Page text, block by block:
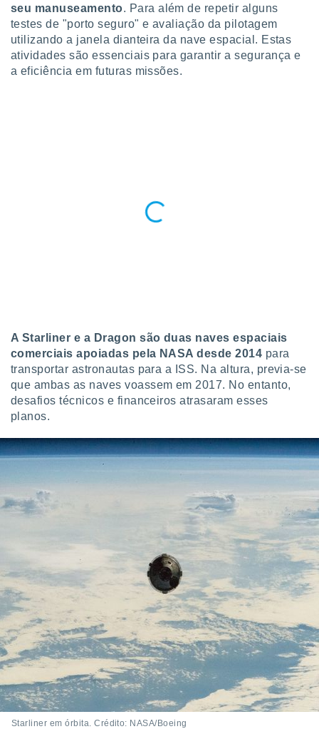
medir
da
estudos
e
de
1199
seu manuseamento. Para além de repetir alguns
testes de "porto seguro" e avaliação da pilotagem
utilizando a janela dianteira da nave espacial. Estas
atividades são essenciais para garantir a segurança e
a eficiência em futuras missões.
A Starliner e a Dragon são duas naves espaciais
comerciais apoiadas pela NASA desde 2014 para
transportar astronautas para a ISS. Na altura, previa-se
que ambas as naves voassem em 2017. No entanto,
desafios técnicos e financeiros atrasaram esses
planos.
Starliner em órbita. Crédito: NASA/Boeing